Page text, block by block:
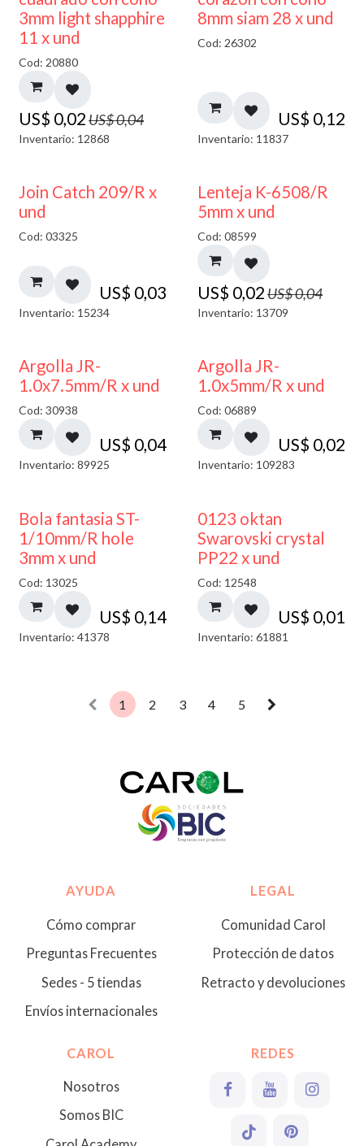
3mm light shapphire
11 x und
Cod: 20880
US$ 0,02US$0,04
Inventario: 12868
8mm siam 28 x und
Cod: 26302
US$ 0,12
Inventario: 11837
Join Catch 209/R x
und
Cod: 03325
US$ 0,03
Inventario: 15234
50% DESCUENTO
Lenteja K-6508/R
5mm x und
Cod: 08599
US$ 0,02US$0,04
Inventario: 13709
Argolla JR-
1.0x7.5mm/R x und
Cod: 30938
US$ 0,04
Inventario: 89925
Argolla JR-
1.0x5mm/R x und
Cod: 06889
US$ 0,02
Inventario: 109283
Bola fantasia ST-
1/10mm/R hole
3mm x und
Cod: 13025
US$ 0,14
Inventario: 41378
0123 oktan
Swarovski crystal
PP22 x und
Cod: 12548
US$ 0,01
Inventario: 61881
1 2 3 4 5
AYUDA
Cómo comprar
Preguntas Frecuentes
Sedes - 5 tiendas
Envíos internacionales
LEGAL
Comunidad Carol
Protección de datos
Retracto y devoluciones
CAROL
Nosotros
Somos BIC
REDES